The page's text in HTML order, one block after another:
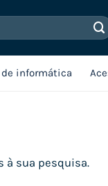
informática
à sua pesquisa.